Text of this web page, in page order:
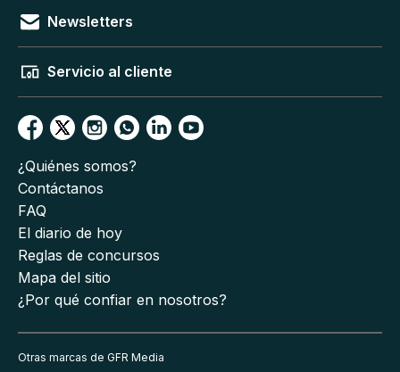
Newsletters
Servicio al cliente
¿Quiénes somos?
Contáctanos
FAQ
El diario de hoy
Reglas de concursos
Mapa del sitio
¿Por qué confiar en nosotros?
Otras marcas de GFR Media